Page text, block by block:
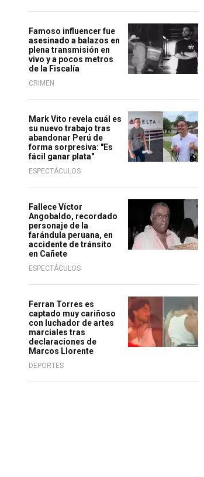
Famoso influencer fue
asesinado a balazos en
plena transmisión en
vivo y a pocos metros
de la Fiscalía
CRIMEN
Mark Vito revela cuál es
su nuevo trabajo tras
abandonar Perú de
forma sorpresiva: "Es
fácil ganar plata"
ESPECTÁCULOS
Fallece Víctor
Angobaldo, recordado
personaje de la
farándula peruana, en
accidente de tránsito
en Cañete
ESPECTÁCULOS
Ferran Torres es
captado muy cariñoso
con luchador de artes
marciales tras
declaraciones de
Marcos Llorente
DEPORTES